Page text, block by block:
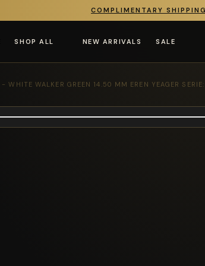
COMPLIMENTARY
SHOP ALL NEW ARRIVALS SALE
WHITE WALKER GREEN 14.50 MM EREN YEAGER